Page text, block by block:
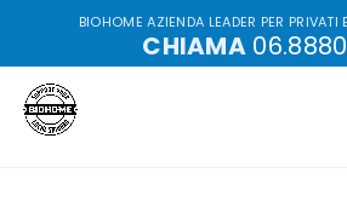
BIOHOME AZIENDA LEADER PER PRIVATI
CHIAMA